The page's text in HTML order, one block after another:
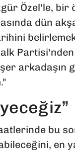
Özel'le, bir
dün
Partisi'nden
arkadaşın
bu
en